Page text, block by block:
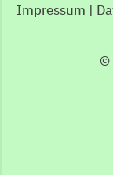
Impressum |
©